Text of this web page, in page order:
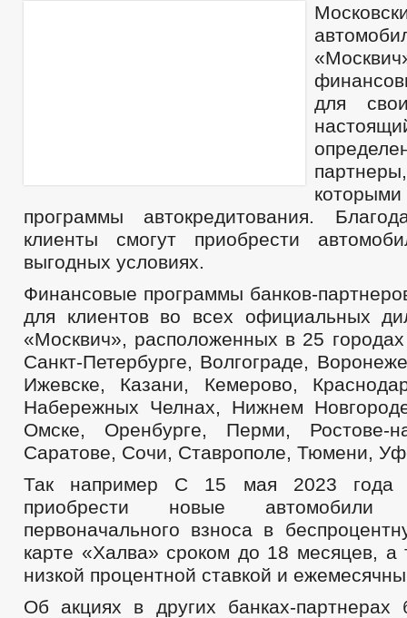
для
программы автокредитования.
клиенты смогут приобрести
выгодных условиях.
Финансовые программы банков-
для клиентов во всех официальных
«Москвич», расположенных в 25
Санкт-Петербурге, Волгограде,
Ижевске, Казани, Кемерово,
Набережных Челнах, Нижнем
Омске, Оренбурге, Перми, Ростове-
Саратове, Сочи, Ставрополе, Тюмени,
Так например С 15 мая 2023 года
приобрести новые
первоначального взноса в
карте «Халва» сроком до 18 месяцев, а
низкой процентной ставкой и
Об акциях в других банках-партнерах